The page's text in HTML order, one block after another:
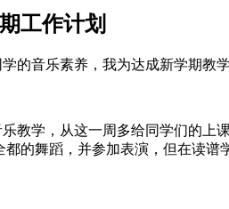
工作计划
的音乐素养，我为达成新学期教
教学，从这一周多给同学们的
的舞蹈，并参加表演，但在读